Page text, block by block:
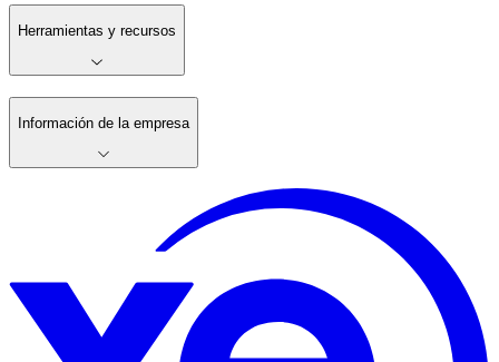
Herramientas y recursos
Información de la empresa